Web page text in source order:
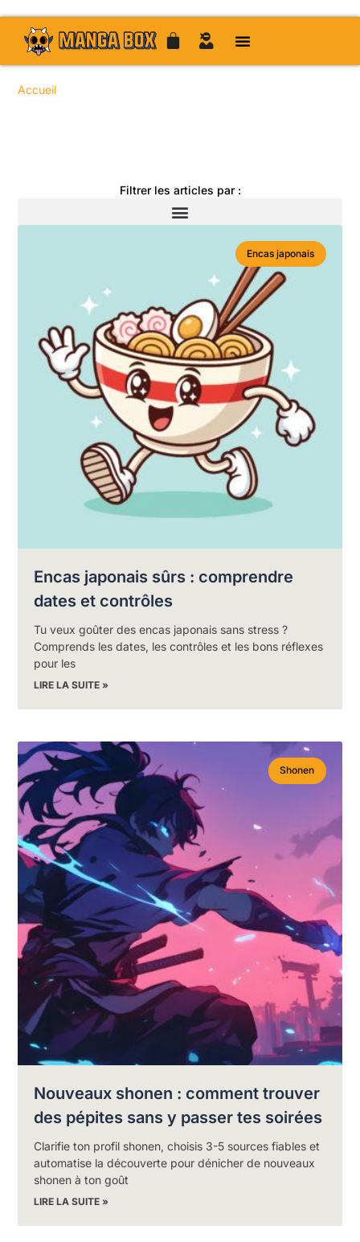
Accueil
Filtrer les articles par :
Encas japonais
Encas japonais sûrs : comprendre
dates et contrôles
Tu veux goûter des encas japonais sans stress ?
Comprends les dates, les contrôles et les bons réflexes
pour les
LIRE LA SUITE »
Shonen
Nouveaux shonen : comment trouver
des pépites sans y passer tes soirées
Clarifie ton profil shonen, choisis 3-5 sources fiables et
automatise la découverte pour dénicher de nouveaux
shonen à ton goût
LIRE LA SUITE »